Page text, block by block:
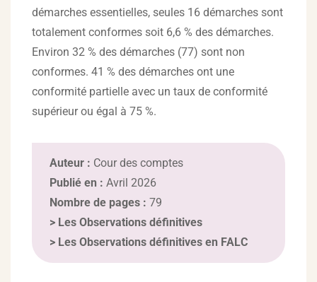
démarches essentielles, seules 16 démarches sont
totalement conformes soit 6,6 % des démarches.
Environ 32 % des démarches (77) sont non
conformes. 41 % des démarches ont une
conformité partielle avec un taux de conformité
supérieur ou égal à 75 %.
Auteur : Cour des comptes
Publié en : Avril 2026
Nombre de pages : 79
> Les Observations définitives
> Les Observations définitives en FALC